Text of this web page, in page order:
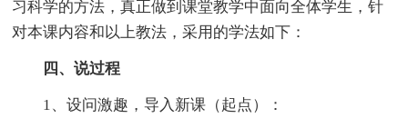
习科学的方法，真正做到课堂教学中面向全体学生，针
对本课内容和以上教法，采用的学法如下：
四、说过程
1、设问激趣，导入新课（起点）：